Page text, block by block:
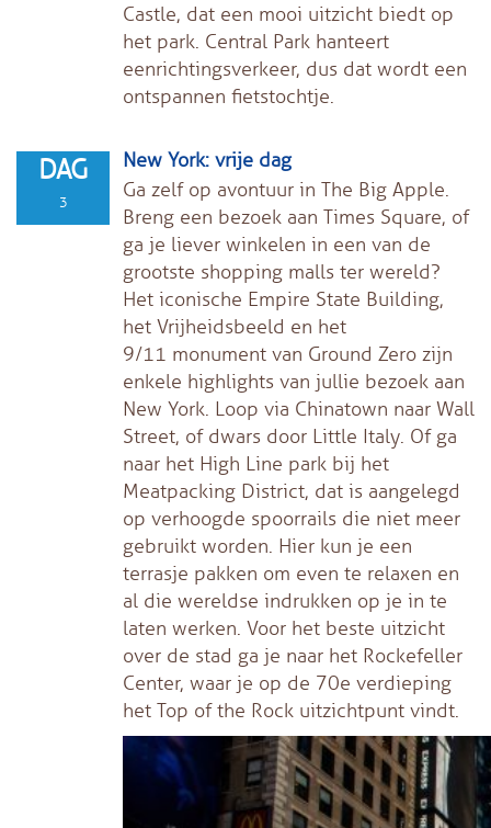
Castle, dat een mooi uitzicht biedt op
het park. Central Park hanteert
eenrichtingsverkeer, dus dat wordt een
ontspannen fietstochtje.
DAG
3
New York: vrije dag
Ga zelf op avontuur in The Big Apple.
Breng een bezoek aan Times Square, of
ga je liever winkelen in een van de
grootste shopping malls ter wereld?
Het iconische Empire State Building,
het Vrijheidsbeeld en het
9/11 monument van Ground Zero zijn
enkele highlights van jullie bezoek aan
New York. Loop via Chinatown naar Wall
Street, of dwars door Little Italy. Of ga
naar het High Line park bij het
Meatpacking District, dat is aangelegd
op verhoogde spoorrails die niet meer
gebruikt worden. Hier kun je een
terrasje pakken om even te relaxen en
al die wereldse indrukken op je in te
laten werken. Voor het beste uitzicht
over de stad ga je naar het Rockefeller
Center, waar je op de 70e verdieping
het Top of the Rock uitzichtpunt vindt.